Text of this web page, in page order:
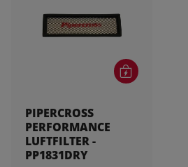
PIPERCROSS
PERFORMANCE
LUFTFILTER -
PP1831DRY